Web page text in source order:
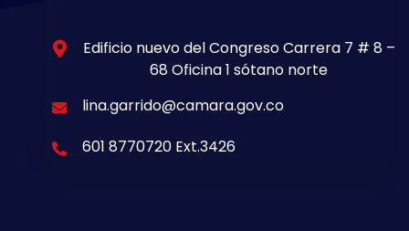
Edificio nuevo del Congreso Carrera 7 # 8 –
68 Oficina 1 sótano norte
lina.garrido@camara.gov.co
601 8770720 Ext.3426